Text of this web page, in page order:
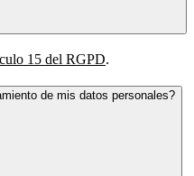
15 del RGPD.
de mis datos personales?